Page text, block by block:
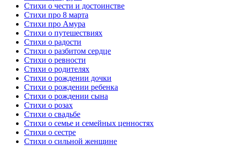
Стихи о чести и достоинстве
Стихи про 8 марта
Стихи про Амура
Стихи о путешествиях
Стихи о радости
Стихи о разбитом сердце
Стихи о ревности
Стихи о родителях
Стихи о рождении дочки
Стихи о рождении ребенка
Стихи о рождении сына
Стихи о розах
Стихи о свадьбе
Стихи о семье и семейных ценностях
Стихи о сестре
Стихи о сильной женщине